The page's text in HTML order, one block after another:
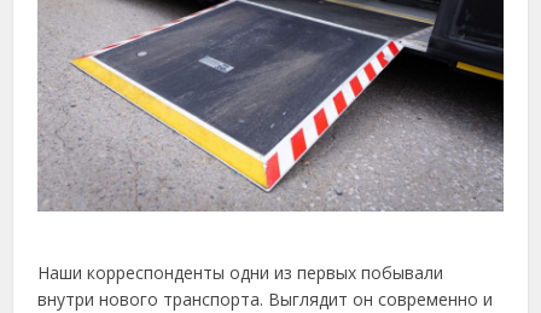
Наши корреспонденты одни из первых побывали
внутри нового транспорта. Выглядит он современно и